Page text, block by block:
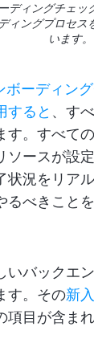
ディングチェッ
ィングプロセス
います。
ボーディン
すると 、す
す。すべて
ソースが設
状況をリア
るべきこと
いバックエ
す。その新
項目が含まれ